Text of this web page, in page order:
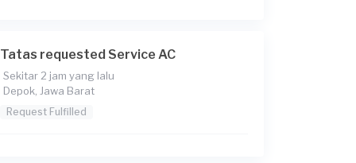
Tatas requested Service AC
Sekitar 2 jam yang lalu
Depok, Jawa Barat
Request Fulfilled